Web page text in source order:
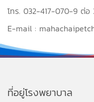
โทร. 032-417-070-9 ต่อ
E-mail :
ที่อยู่โรงพยาบาล